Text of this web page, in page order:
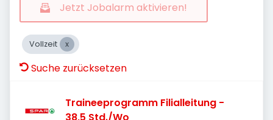
Jetzt Jobalarm aktivieren!
Vollzeit
Suche zurücksetzen
Traineeprogramm Filialleitung -